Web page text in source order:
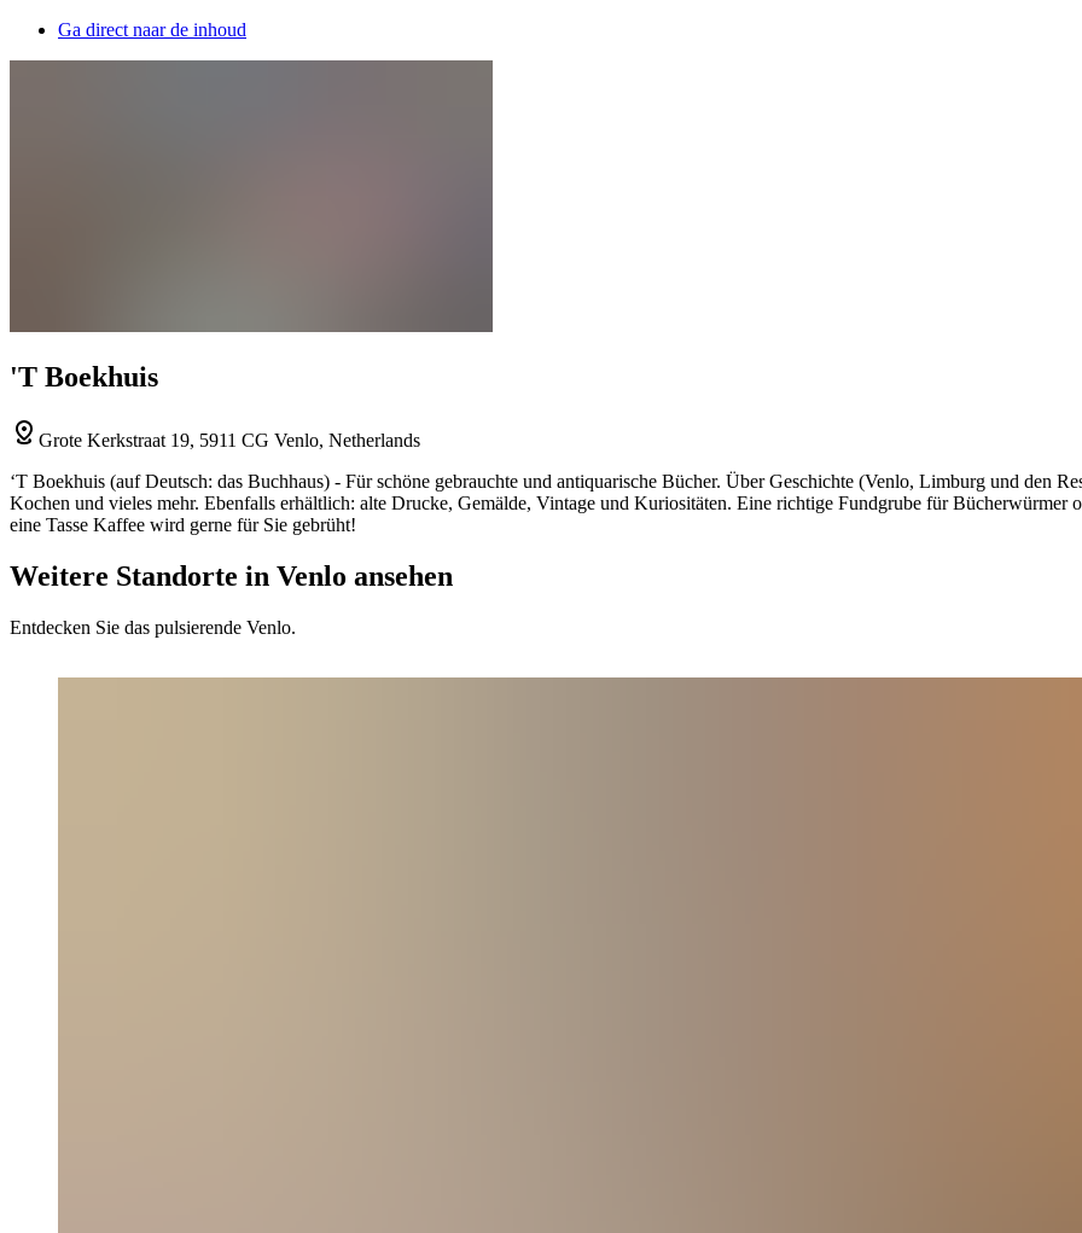
Ga direct naar de inhoud
'T Boekhuis
Grote Kerkstraat 19, 5911 CG Venlo, Netherlands
‘T Boekhuis (auf Deutsch: das Buchhaus) - Für schöne gebrauchte und antiquarische Bücher. Über Geschichte (Venlo, Limburg und den
Kochen und vieles mehr. Ebenfalls erhältlich: alte Drucke, Gemälde, Vintage und Kuriositäten. Eine richtige Fundgrube für Bücherwürmer
eine Tasse Kaffee wird gerne für Sie gebrüht!
Weitere Standorte in Venlo ansehen
Entdecken Sie das pulsierende Venlo.